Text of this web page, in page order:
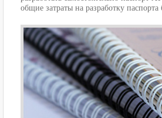
общие затраты на разработку паспорта